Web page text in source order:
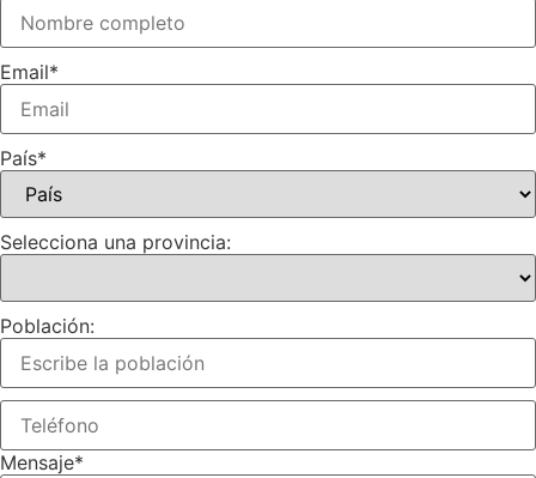
Email*
País*
Selecciona una provincia:
Población:
Mensaje*